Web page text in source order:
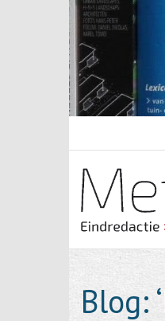
Skip
to
content
Blog: